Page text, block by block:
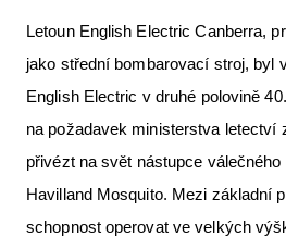
Letoun English Electric Canberra,
jako střední bombarovací stroj, byl
English Electric v druhé polovině
na požadavek ministerstva letectví
přivézt na svět nástupce
Havilland Mosquito. Mezi základní
schopnost operovat ve velkých